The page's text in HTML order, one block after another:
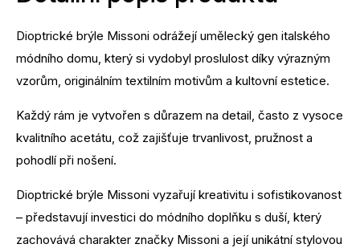
Dioptrické brýle Missoni odrážejí umělecký gen italského
módního domu, který si vydobyl proslulost díky výrazným
vzorům, originálním textilním motivům a kultovní estetice.
Každý rám je vytvořen s důrazem na detail, často z vysoce
kvalitního acetátu, což zajišťuje trvanlivost, pružnost a
pohodlí při nošení.
Dioptrické brýle Missoni vyzařují kreativitu i sofistikovanost
– představují investici do módního doplňku s duší, který
zachovává charakter značky Missoni a její unikátní stylovou